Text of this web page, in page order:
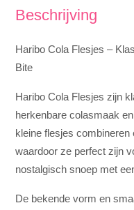
Beschrijving
Haribo Cola Flesjes –
Bite
Haribo Cola Flesjes zijn
herkenbare colasmaak
kleine flesjes
waardoor ze perfect zijn
nostalgisch snoep met
De bekende vorm en